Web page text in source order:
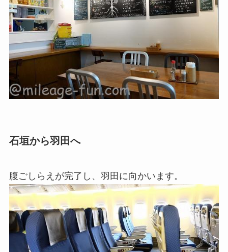
石垣から羽田へ
腹ごしらえが完了し、羽田に向かいます。